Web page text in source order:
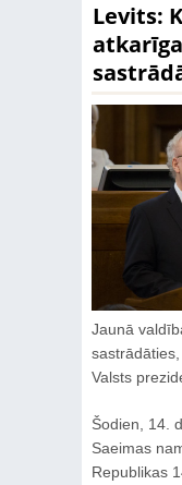
Levits:
Jaunā
Valsts
Šodien, 14.
Saeimas
Republikas